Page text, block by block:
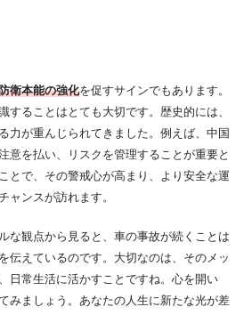
衛本能の強化を促すサインでもあります。
することはとても大切です。歴史的には、
力が重んじられてきました。例えば、中国
意を払い、リスクを管理することが重要と
とで、その警戒心が高まり、より安全な運
ャンスが訪れます。
な観点から見ると、車の事故が続くことは
伝えているのです。大切なのは、そのメッ
日常生活に活かすことですね。心を開い
みましょう。あなたの人生に新たな光が差